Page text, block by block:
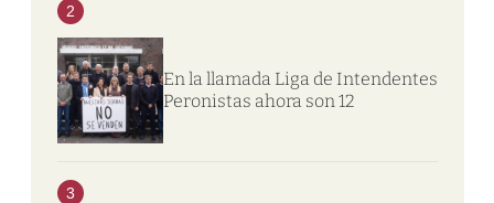
2
En la llamada Liga de Intendentes
Peronistas ahora son 12
3